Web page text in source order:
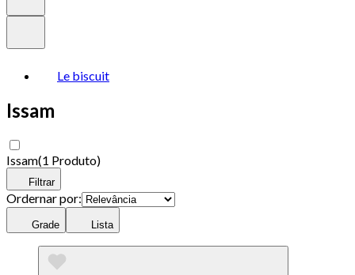
Le biscuit
Issam
Issam(1 Produto)
Filtrar
Ordernar por:
Grade Lista